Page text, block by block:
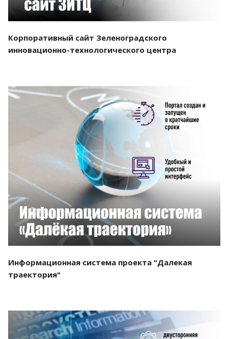
Корпоративный сайт Зеленоградского
инновационно-технологического центра
Смотреть проект
Информационная система проекта "Далекая
траектория"